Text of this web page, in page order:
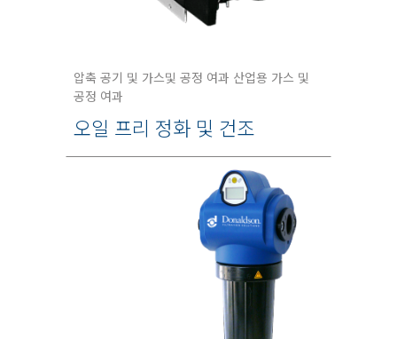
압축 공기 및 가스및 공정 여과 산업용 가스 및
공정 여과
오일 프리 정화 및 건조